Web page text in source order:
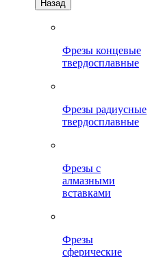
Назад
Фрезы концевые
твердосплавные
Фрезы радиусные
твердосплавные
Фрезы с
алмазными
вставками
Фрезы
сферические